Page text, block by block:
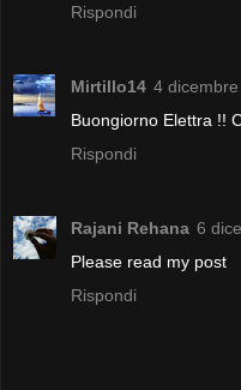
Rispondi
Mirtillo14 4
Buongiorno Elettra !!
Rispondi
Rajani Rehana 6
Please read my post
Rispondi